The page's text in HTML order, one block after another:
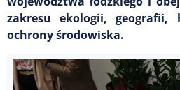
zakresu ekologii,
ochrony środowiska.